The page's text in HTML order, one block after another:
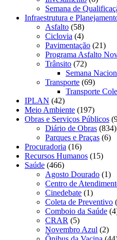
Semana de
Infraestrutura e
Asfalto (58)
Ciclovia (4)
Pavimentação (21)
Programa Asfalto
Trânsito (72)
Semana
Transporte (69)
Transporte
IPLAN (42)
Meio Ambiente (197)
Obras e Serviços Públicos
Diário de Obras (834)
Parques e Praças (6)
Procuradoria (16)
Recursos Humanos (15)
Saúde (466)
Agosto Dourado (1)
Centro de
Cinedebate (1)
Coleta de Preventivo
Comboio da Saúde
CRAR (5)
Novembro Azul (2)